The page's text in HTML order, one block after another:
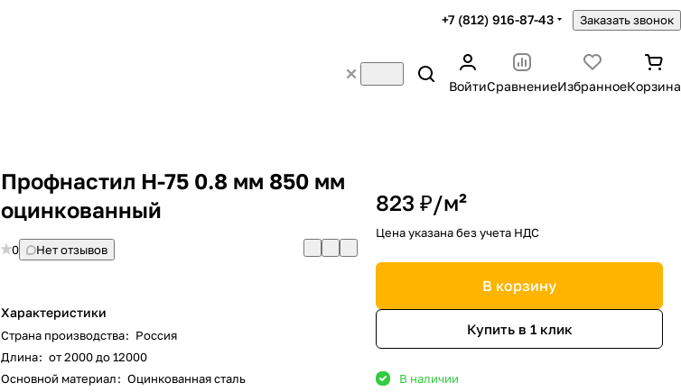
+7 (812) 916-87-43 Заказать звонок
ВойтиСравнениеИзбранноеКорзина
Профнастил Н-75 0.8 мм 850 мм
оцинкованный
0 Нет отзывов
Характеристики
Страна производства: Россия
Длина: от 2000 до 12000
Основной материал: Оцинкованная сталь
823 ₽/м²
Цена указана без учета НДС
В корзину
Купить в 1 клик
В наличии